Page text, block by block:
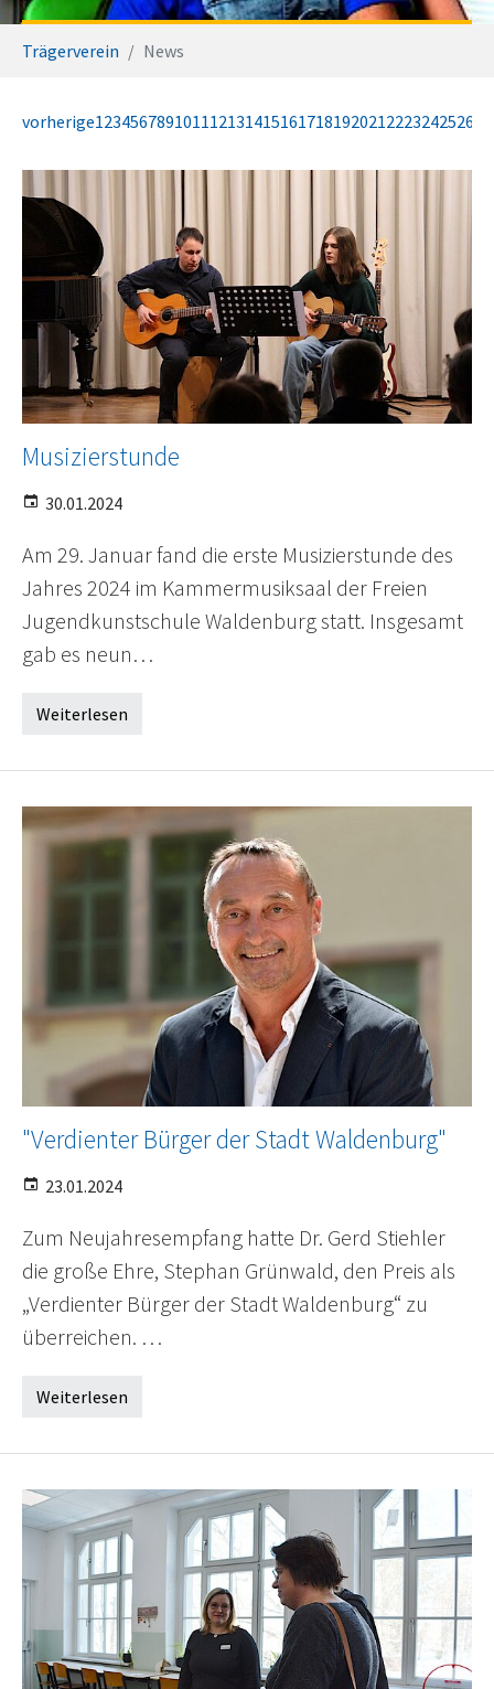
Trägerverein News
vorherige1234567891011121314151617181920212223242526
Musizierstunde
30.01.2024
Am 29. Januar fand die erste Musizierstunde des
Jahres 2024 im Kammermusiksaal der Freien
Jugendkunstschule Waldenburg statt. Insgesamt
gab es neun…
Weiterlesen
"Verdienter Bürger der Stadt Waldenburg"
23.01.2024
Zum Neujahresempfang hatte Dr. Gerd Stiehler
die große Ehre, Stephan Grünwald, den Preis als
„Verdienter Bürger der Stadt Waldenburg“ zu
überreichen. …
Weiterlesen